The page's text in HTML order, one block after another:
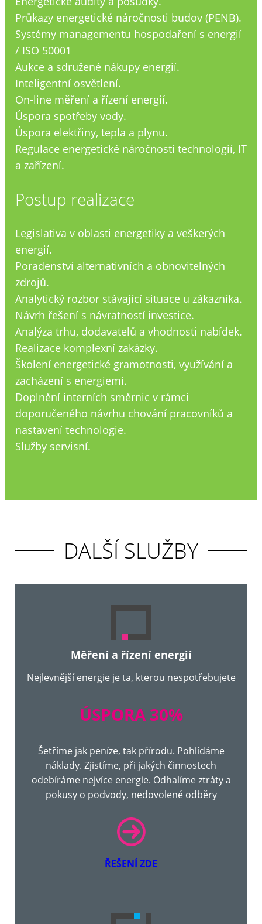
Průkazy energetické náročnosti budov (PENB).
Systémy managementu hospodaření s energií
/ ISO 50001
Aukce a sdružené nákupy energií.
Inteligentní osvětlení.
On-line měření a řízení energií.
Úspora spotřeby vody.
Úspora elektřiny, tepla a plynu.
Regulace energetické náročnosti technologií, IT
a zařízení.
Postup realizace
Legislativa v oblasti energetiky a veškerých
energií.
Poradenství alternativních a obnovitelných
zdrojů.
Analytický rozbor stávající situace u zákazníka.
Návrh řešení s návratností investice.
Analýza trhu, dodavatelů a vhodnosti nabídek.
Realizace komplexní zakázky.
Školení energetické gramotnosti, využívání a
zacházení s energiemi.
Doplnění interních směrnic v rámci
doporučeného návrhu chování pracovníků a
nastavení technologie.
Služby servisní.
DALŠÍ SLUŽBY
Měření a řízení energií
Nejlevnější energie je ta, kterou nespotřebujete
ÚSPORA 30%
Šetříme jak peníze, tak přírodu. Pohlídáme
náklady. Zjistíme, při jakých činnostech
odebíráme nejvíce energie. Odhalíme ztráty a
pokusy o podvody, nedovolené odběry
ŘEŠENÍ ZDE